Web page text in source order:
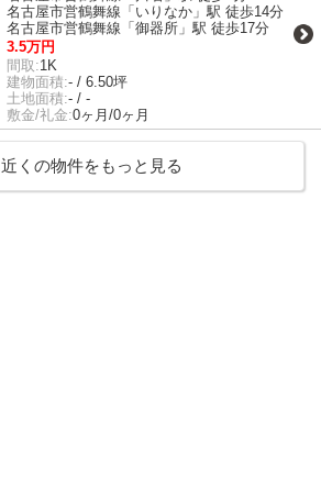
名古屋市営鶴舞線「いりなか」駅 徒歩14分
名古屋市営鶴舞線「御器所」駅 徒歩17分
3.5万円
間取:1K
建物面積:- / 6.50坪
土地面積:- / -
敷金/礼金:0ヶ月/0ヶ月
近くの物件をもっと見る